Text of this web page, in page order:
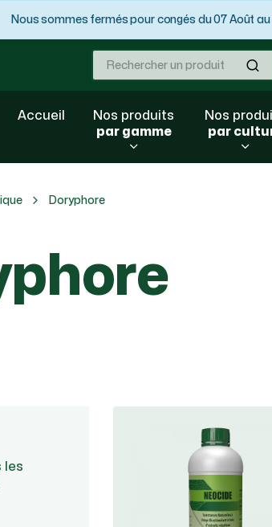
Nous sommes fermés pour congés du 07 Août
Accueil
Nos produits
par gamme
Nos
par
Doryphore
les